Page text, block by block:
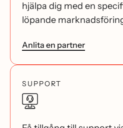
hjälpa dig med en
löpande
Anlita en partner
SUPPORT